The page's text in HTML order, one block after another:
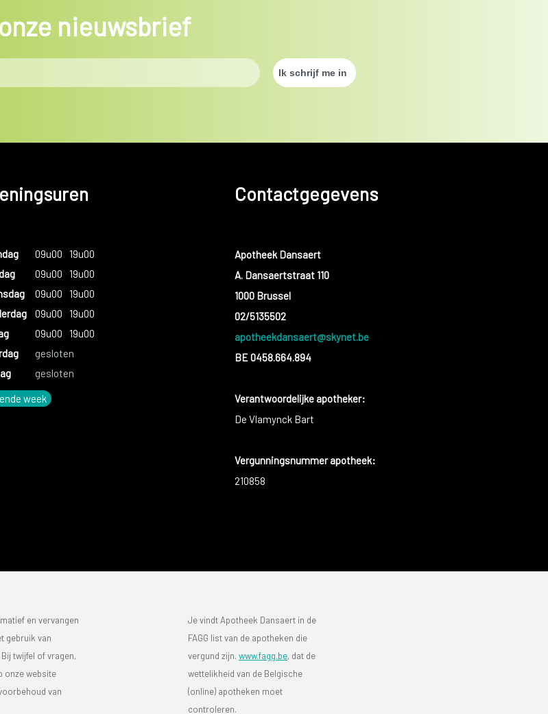
nieuwsbrief
09u00
19u00
09u00
19u00
09u00
19u00
09u00
19u00
09u00
19u00
gesloten
gesloten
week
Contactgegevens
Apotheek Dansaert
A. Dansaertstraat 110
1000 Brussel
02/5135502
apotheekdansaert@skynet.be
BE 0458.664.894
Verantwoordelijke apotheker:
De Vlamynck Bart
Vergunningsnummer apotheek:
210858
en vervangen
gebruik van
twijfel of vragen,
onze website
van
Je vindt Apotheek Dansaert in de
FAGG list van de apotheken die
vergund zijn. www.fagg.be, dat de
wettelikheid van de Belgische
(online) apotheken moet
controleren.